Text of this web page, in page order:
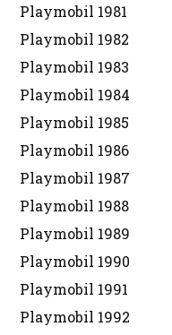
Playmobil 1981
Playmobil 1982
Playmobil 1983
Playmobil 1984
Playmobil 1985
Playmobil 1986
Playmobil 1987
Playmobil 1988
Playmobil 1989
Playmobil 1990
Playmobil 1991
Playmobil 1992